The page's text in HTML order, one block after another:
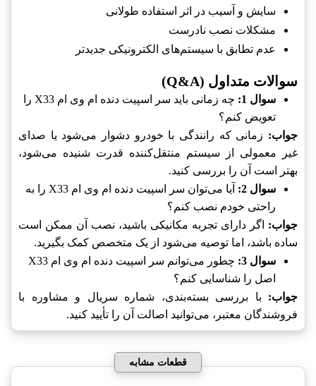
سایش و آسیب در اثر استفاده طولانی
مشکلات نصب نادرست
عدم تطابق با سیستم‌های الکترونیکی جدیدتر
سوالات متداول (Q&A)
سوال 1:
چه زمانی باید سر اسپیت دنده ام وی ام X33 را
تعویض کنم؟
جواب: زمانی که رانندگی با خودرو دشوار می‌شود یا صدای
غیر معمولی از سیستم منتقل‌کننده قدرت شنیده می‌شود،
بهتر است آن را بررسی کنید.
سوال 2:
آیا می‌توان سر اسپیت دنده ام وی ام X33 را به
راحتی خودم نصب کنم؟
جواب: اگر دارای تجربه مکانیکی باشید، نصب آن ممکن است
ساده باشد، اما توصیه می‌شود از یک متخصص کمک بگیرید.
سوال 3:
چطور می‌توانم سر اسپیت دنده ام وی ام X33
اصل را شناسایی کنم؟
جواب: با بررسی بسته‌بندی، شماره سریال و مشاوره با
فروشندگان معتبر، می‌توانید اصالت آن را تأیید کنید.
قطعات مشابه